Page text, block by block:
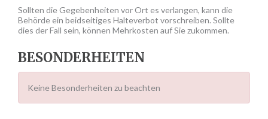
Sollten die Gegebenheiten vor Ort es verlangen, kann die
Behörde ein beidseitiges Halteverbot vorschreiben. Sollte
dies der Fall sein, können Mehrkosten auf Sie zukommen.
BESONDERHEITEN
Keine Besonderheiten zu beachten